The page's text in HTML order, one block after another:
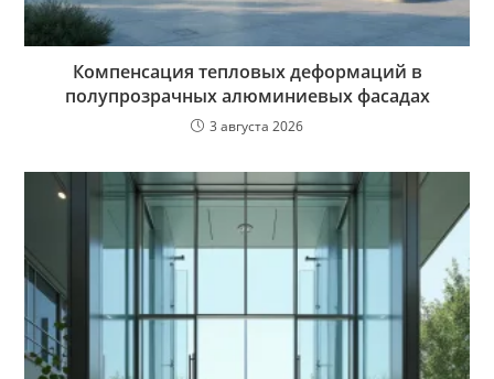
Компенсация тепловых деформаций в
полупрозрачных алюминиевых фасадах
3 августа 2026